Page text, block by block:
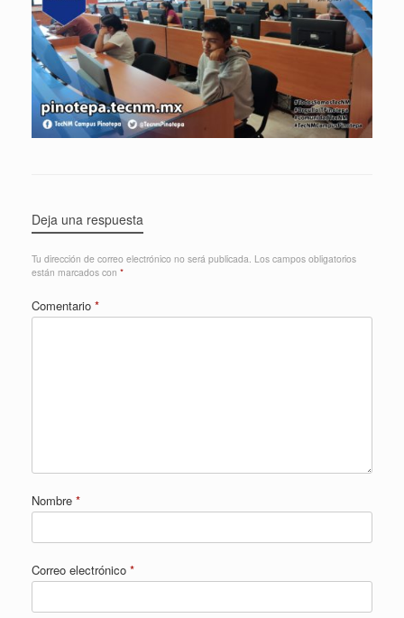
Deja una respuesta
Tu dirección de correo electrónico no será publicada. Los campos obligatorios
están marcados con *
Comentario *
Nombre *
Correo electrónico *